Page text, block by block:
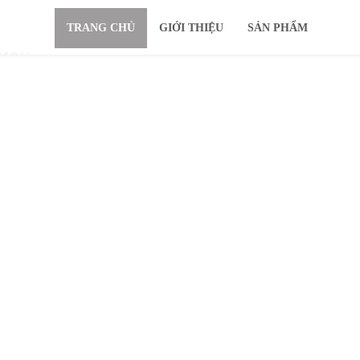
TRANG CHỦ GIỚI THIỆU SẢN PHẨM